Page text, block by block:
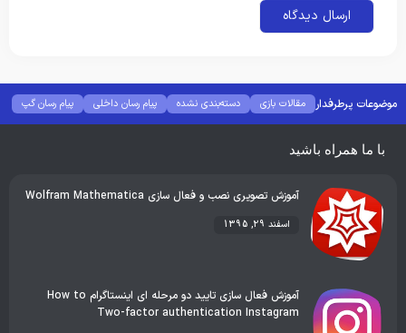
موضوعات پرطرفدار مقالات بازی دسته‌بندی نشده پیام رسان داخلی
پیام رسان گپ
بهترین گجت ها
هوش مصنوعی
رفع خطا و ارور
با ما همراه باشید
آموزش تصویری نصب و فعال سازی Wolfram Mathematica
اسفند 29, 1395
آموزش فعال سازی تایید دو مرحله ای اینستاگرام How to
Two-factor authentication Instagram